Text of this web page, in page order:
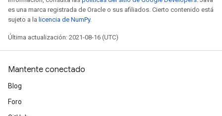
es una marca registrada de Oracle o sus afiliados. Cierto contenido está
sujeto a la licencia de NumPy.
Última actualización: 2021-08-16 (UTC)
Mantente conectado
Blog
Foro